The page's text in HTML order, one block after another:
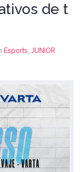
de t
Esports, JUNIOR